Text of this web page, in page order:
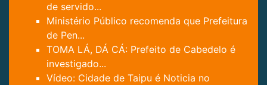
de servido...
Ministério Público recomenda que Prefeitura
de Pen...
TOMA LÁ, DÁ CÁ: Prefeito de Cabedelo é
investigado...
Vídeo: Cidade de Taipu é Noticia no